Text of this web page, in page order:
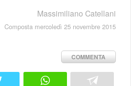
Massimiliano Catellani
Composta mercoledì 25 novembre 2015
COMMENTA